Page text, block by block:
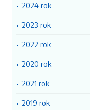
2024 rok
2023 rok
2022 rok
2020 rok
2021 rok
2019 rok